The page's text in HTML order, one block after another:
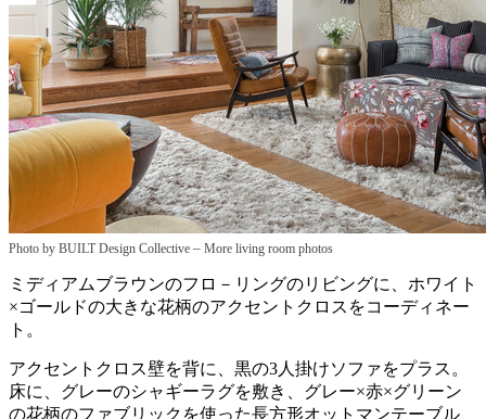
Photo by BUILT Design Collective – More living room photos
ミディアムブラウンのフロ－リングのリビングに、ホワイト
×ゴールドの大きな花柄のアクセントクロスをコーディネー
ト。
アクセントクロス壁を背に、黒の3人掛けソファをプラス。
床に、グレーのシャギーラグを敷き、グレー×赤×グリーン
の花柄のファブリックを使った長方形オットマンテーブル、